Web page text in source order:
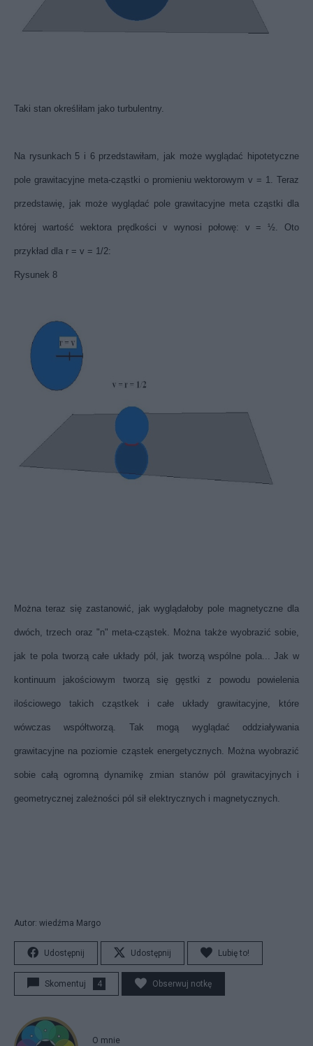
Taki stan określiłam jako turbulentny.
Na rysunkach 5 i 6 przedstawiłam, jak może wyglądać hipotetyczne
pole grawitacyjne meta-cząstki o promieniu wektorowym v = 1. Teraz
przedstawię, jak może wyglądać pole grawitacyjne meta cząstki dla
której wartość wektora prędkości v wynosi połowę: v = ½. Oto
przykład dla r = v = 1/2:
Rysunek 8
Można teraz się zastanowić, jak wyglądałoby pole magnetyczne dla
dwóch, trzech oraz "n" meta-cząstek. Można także wyobrazić sobie,
jak te pola tworzą całe układy pól, jak tworzą wspólne pola... Jak w
kontinuum jakościowym tworzą się gęstki z powodu powielenia
ilościowego takich cząstkek i całe układy grawitacyjne, które
wówczas współtworzą. Tak mogą wyglądać oddziaływania
grawitacyjne na poziomie cząstek energetycznych. Można wyobrazić
sobie całą ogromną dynamikę zmian stanów pól grawitacyjnych i
geometrycznej zależności pól sił elektrycznych i magnetycznych.
Autor: wiedźma Margo
Udostępnij Udostępnij Lubię to!
Skomentuj 4 Obserwuj notkę
O mnie